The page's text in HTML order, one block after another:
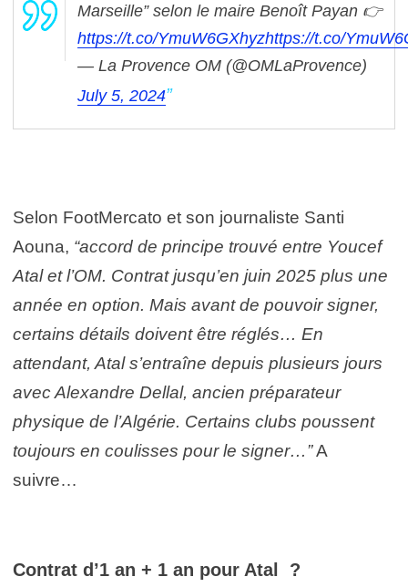
Marseille” selon le maire Benoît Payan 👉
https://t.co/YmuW6GXhyzhttps://t.co/
— La Provence OM (@OMLaProvence)
July 5, 2024
Selon FootMercato et son journaliste Santi
Aouna, “accord de principe trouvé entre Youcef
Atal et l’OM. Contrat jusqu’en juin 2025 plus une
année en option. Mais avant de pouvoir signer,
certains détails doivent être réglés… En
attendant, Atal s’entraîne depuis plusieurs jours
avec Alexandre Dellal, ancien préparateur
physique de l’Algérie. Certains clubs poussent
toujours en coulisses pour le signer…”A
suivre…
Contrat d’1 an + 1 an pour Atal ?